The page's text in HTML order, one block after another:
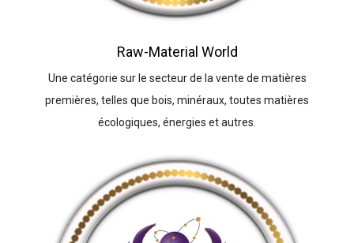
Raw-Material World
Une catégorie sur le secteur de la vente de matières
premières, telles que bois, minéraux, toutes matières
écologiques, énergies et autres.